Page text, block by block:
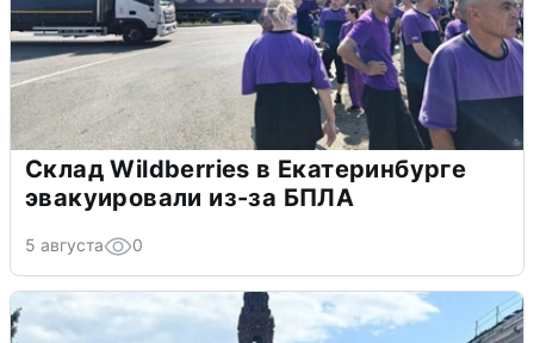
Склад Wildberries в Екатеринбурге
эвакуировали из-за БПЛА
5 августа 0